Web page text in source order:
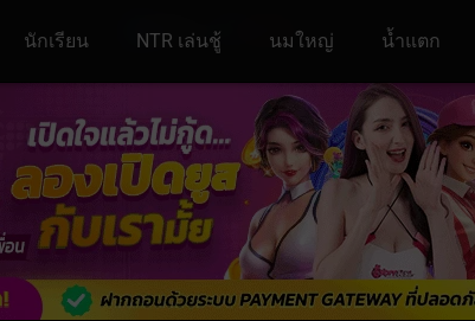
นักเรียน NTR เล่นชู้ นมใหญ่ น้ำแตก